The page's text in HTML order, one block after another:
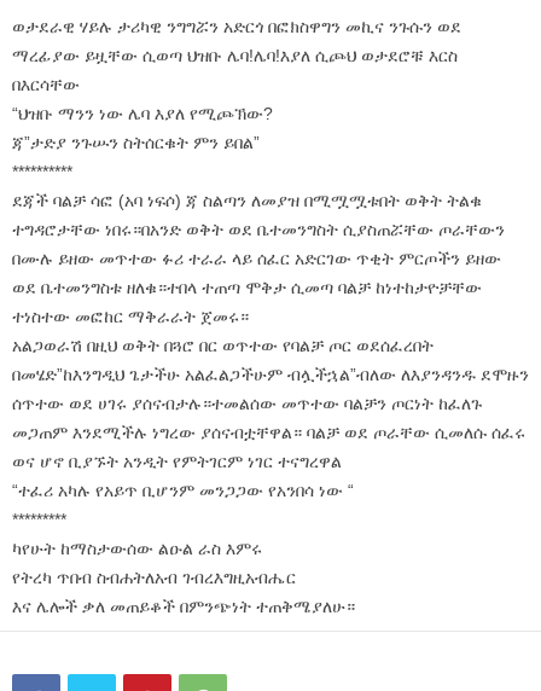
ወታደራዊ ሃይሉ ታሪካዊ ንግግሯን አድርጎ በፎክስዋግን መኪና ንጉሱን ወደ
ማረፊያው ይዟቸው ሲወጣ ህዝቡ ሌባ!ሌባ!እያለ ሲጮህ ወታደሮቹ እርስ
በእርሳቸው
“ህዝቡ ማንን ነው ሌባ እያለ የሚጮኽው?
ጃ”ታድያ ንጉሡን ስትሰርቁት ምን ይበል”
**********
ደጃች ባልቻ ሳፎ (አባ ነፍሶ) ጃ ስልጣን ለመያዝ በሚሟሟቱበት ወቅት ትልቁ
ተግዳሮታቸው ነበሩ።በአንድ ወቅት ወደ ቤተመንግስት ሲያስጠሯቸው ጦራቸውን
በሙሉ ይዘው መጥተው ፉሪ ተራራ ላይ ሰፈር አድርገው ጥቂት ምርጦችን ይዘው
ወደ ቤተመንግስቱ ዘለቁ።ተበላ ተጠጣ ሞቅታ ሲመጣ ባልቻ ከነተከታዮቻቸው
ተነስተው መፎከር ማቅራራት ጀመሩ።
አልጋወራሽ በዚህ ወቅት በጓሮ በር ወጥተው የባልቻ ጦር ወደሰፈረበት
በመሄድ”ከእንግዲህ ጌታችሁ አልፈልጋችሁም ብሏችኋል”ብለው ለእያንዳንዱ ደሞዙን
ሰጥተው ወደ ሀገሩ ያሰናብታሉ።ተመልሰው መጥተው ባልቻን ጦርነት ከፈለጉ
መጋጠም እንደሚችሉ ነግረው ያሰናብቷቸዋል። ባልቻ ወደ ጦራቸው ሲመለሱ ሰፈሩ
ወና ሆኖ ቢያኙት አንዲት የምትገርም ነገር ተናግረዋል
“ተፈሪ አካሉ የአይጥ ቢሆንም መንጋጋው የአንበሳ ነው “
*********
ካየሁት ከማስታውሰው ልዑል ራስ እምሩ
የትረካ ጥበብ ስብሐትለአብ ገብረእግዚአብሔር
እና ሌሎች ቃለ መጠይቆች በምንጭነት ተጠቅሜያለሁ።